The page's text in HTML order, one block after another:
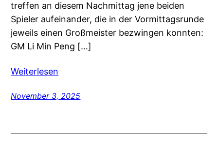
treffen an diesem Nachmittag jene beiden
Spieler aufeinander, die in der Vormittagsrunde
jeweils einen Großmeister bezwingen konnten:
GM Li Min Peng […]
Weiterlesen
November 3, 2025